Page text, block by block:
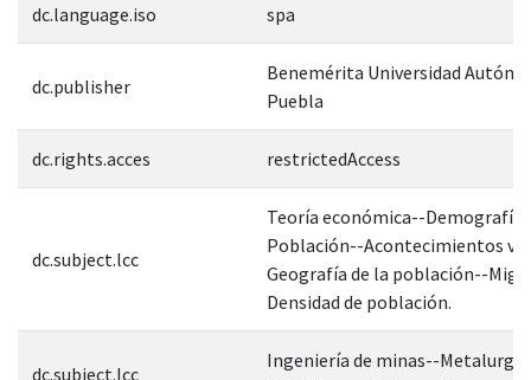
dc.language.iso spa
dc.publisher
Benemérita Universidad
Puebla
dc.rights.acces restrictedAccess
dc.subject.lcc
Teoría económica--
Población--Acontecimientos
Geografía de la población--
Densidad de población.
dc.subject.lcc
Ingeniería de minas--